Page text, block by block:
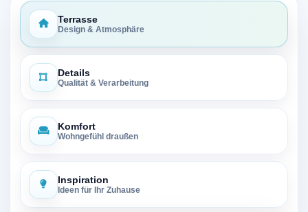
Terrasse
Design & Atmosphäre
Details
Qualität & Verarbeitung
Komfort
Wohngefühl draußen
Inspiration
Ideen für Ihr Zuhause